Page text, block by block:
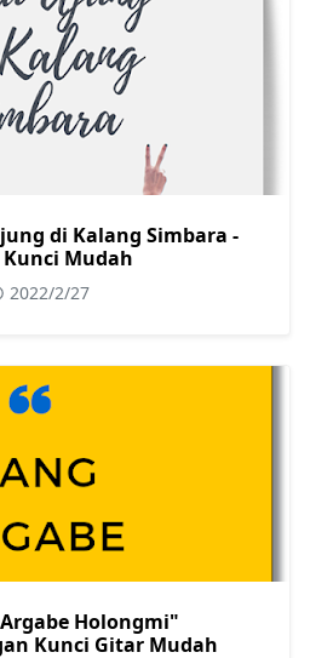
di Kalang Simbara -
Kunci Mudah
2022/2/27
Holongmi"
Kunci Gitar Mudah